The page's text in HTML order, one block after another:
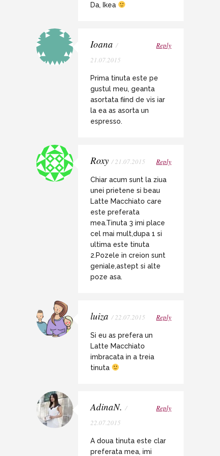
Da, Ikea
Ioana /
21.07.2015
Reply
Prima tinuta este pe
gustul meu, geanta
asortata fiind de vis iar
la ea as asorta un
espresso.
Roxy / 21.07.2015 Reply
Chiar acum sunt la ziua
unei prietene si beau
Latte Macchiato care
este preferata
mea.Tinuta 3 imi place
cel mai mult,dupa 1 si
ultima este tinuta
2.Pozele in creion sunt
geniale,astept si alte
poze asa.
luiza / 22.07.2015 Reply
Si eu as prefera un
Latte Macchiato
imbracata in a treia
tinuta
AdinaN. /
22.07.2015
Reply
A doua tinuta este clar
preferata mea, imi